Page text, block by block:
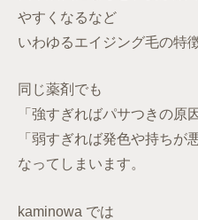
やすくなるなど
いわゆるエイジング毛の特
同じ薬剤でも
「強すぎればパサつきの原
「弱すぎれば発色や持ちが
なってしまいます。
kaminowa では